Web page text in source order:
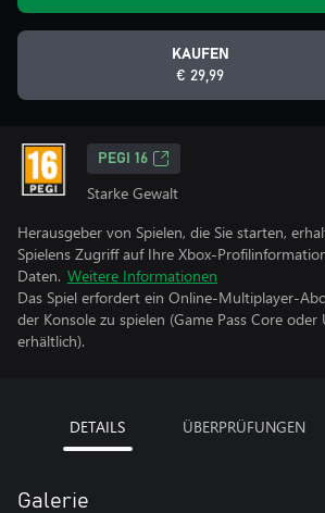
KAUFEN
€ 29,99
PEGI 16
Starke Gewalt
Herausgeber von Spielen, die Sie starten,
Spielens Zugriff auf Ihre Xbox-
Daten. Weitere Informationen
Das Spiel erfordert ein Online-Multiplayer-
der Konsole zu spielen (Game Pass Core
erhältlich).
DETAILS ÜBERPRÜFUNGEN
Galerie